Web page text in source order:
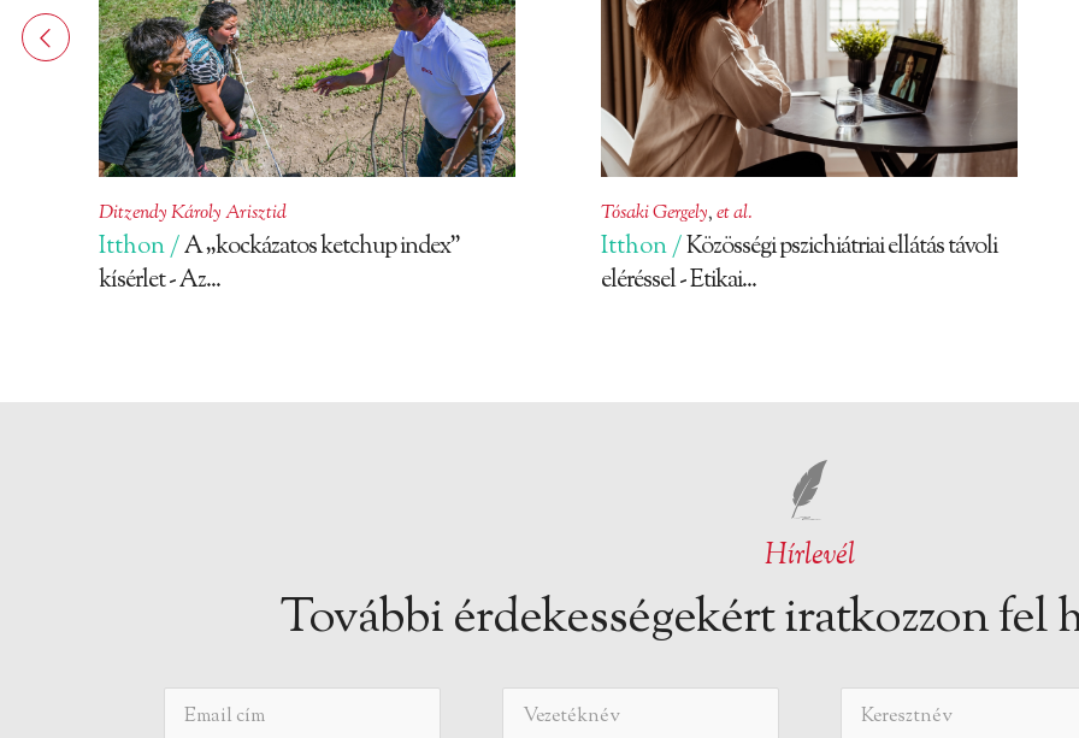
Ditzendy Károly Arisztid
Itthon /A „kockázatos ketchup index”
kísérlet - Az...
Tósaki Gergely,et al.
Itthon /Közösségi pszichiátriai ellátás távoli
eléréssel - Etikai...
Hírlevél
További érdekességekért iratkozzon